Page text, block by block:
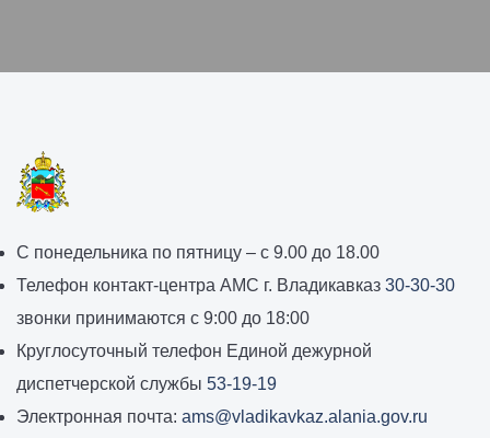
График
работы
администрации
местного
самоуправления
города
С понедельника по пятницу – с 9.00 до 18.00
Телефон контакт-центра АМС г. Владикавказ 30-30-30
звонки принимаются с 9:00 до 18:00
Круглосуточный телефон Единой дежурной
диспетчерской службы 53-19-19
Электронная почта: ams@vladikavkaz.alania.gov.ru